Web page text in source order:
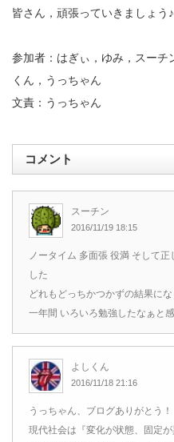
皆さん，頑張っていきましょう
参加者：はぎぃ，ゆみ，スーチ
くん，うっちゃん
文責：うっちゃん
コメント
スーチン
2016/11/19 18:15
ノータイム 多面張 役満 そして
した
どれもどっちかつかずの結果に
一年間 いろいろ勉強したなぁと
よしくん
2016/11/18 21:16
うっちゃん、ブログありがとう！
現代社会は『変化が状態、固定